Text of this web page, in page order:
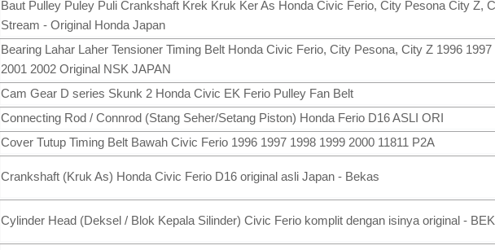
Baut Pulley Puley Puli Crankshaft Krek Kruk Ker As Honda Civic Ferio, City Pesona City Z,
Stream - Original Honda Japan
Bearing Lahar Laher Tensioner Timing Belt Honda Civic Ferio, City Pesona, City Z 1996
2001 2002 Original NSK JAPAN
Cam Gear D series Skunk 2 Honda Civic EK Ferio Pulley Fan Belt
Connecting Rod / Connrod (Stang Seher/Setang Piston) Honda Ferio D16 ASLI ORI
Cover Tutup Timing Belt Bawah Civic Ferio 1996 1997 1998 1999 2000 11811 P2A
Crankshaft (Kruk As) Honda Civic Ferio D16 original asli Japan - Bekas
Cylinder Head (Deksel / Blok Kepala Silinder) Civic Ferio komplit dengan isinya original -